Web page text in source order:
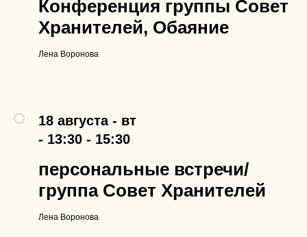
Конференция группы Совет
Хранителей, Обаяние
Лена Воронова
18 августа - вт
- 13:30 - 15:30
персональные встречи/
группа Совет Хранителей
Лена Воронова